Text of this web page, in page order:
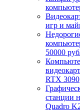
игр и
50000
RTX 3090
станции
Quadro